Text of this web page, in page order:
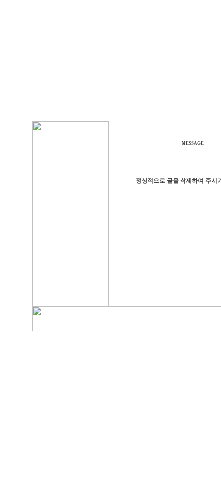
MESSAGE
정상적으로 글을 삭제하여 주시